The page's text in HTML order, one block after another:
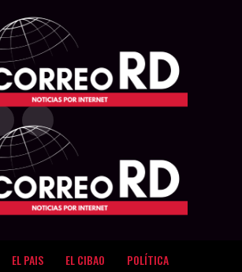
EL PAIS EL CIBAO POLÍTICA
Exit mobile version